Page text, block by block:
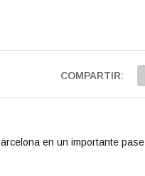
COMPARTIR:
en un importante pase